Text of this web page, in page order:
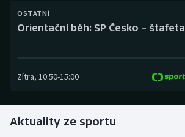
Dostihy
Gymnastika
OSTATNÍ
Orientační běh: SP Česko – štafeta
Zítra, 10:50-15:00
Aktuality ze sportu